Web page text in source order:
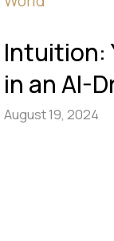
Intuition:
in an AI-
August 19, 2024